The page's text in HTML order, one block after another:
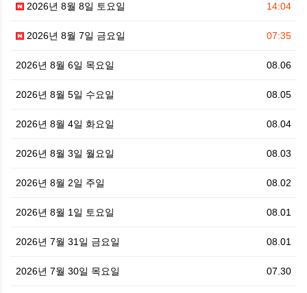
14:04
2026년 8월 8일 토요일
07:35
2026년 8월 7일 금요일
08.06
2026년 8월 6일 목요일
08.05
2026년 8월 5일 수요일
08.04
2026년 8월 4일 화요일
08.03
2026년 8월 3일 월요일
08.02
2026년 8월 2일 주일
08.01
2026년 8월 1일 토요일
08.01
2026년 7월 31일 금요일
07.30
2026년 7월 30일 목요일